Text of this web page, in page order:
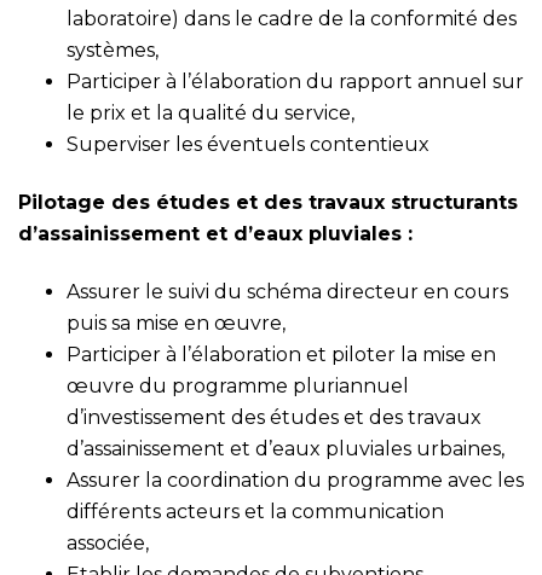
laboratoire) dans le cadre de la conformité des
systèmes,
Participer à l’élaboration du rapport annuel sur
le prix et la qualité du service,
Superviser les éventuels contentieux
Pilotage des études et des travaux structurants
d’assainissement et d’eaux pluviales :
Assurer le suivi du schéma directeur en cours
puis sa mise en œuvre,
Participer à l’élaboration et piloter la mise en
œuvre du programme pluriannuel
d’investissement des études et des travaux
d’assainissement et d’eaux pluviales urbaines,
Assurer la coordination du programme avec les
différents acteurs et la communication
associée,